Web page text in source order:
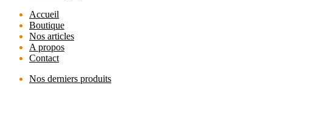
Accueil
Boutique
Nos articles
A propos
Contact
Nos derniers produits